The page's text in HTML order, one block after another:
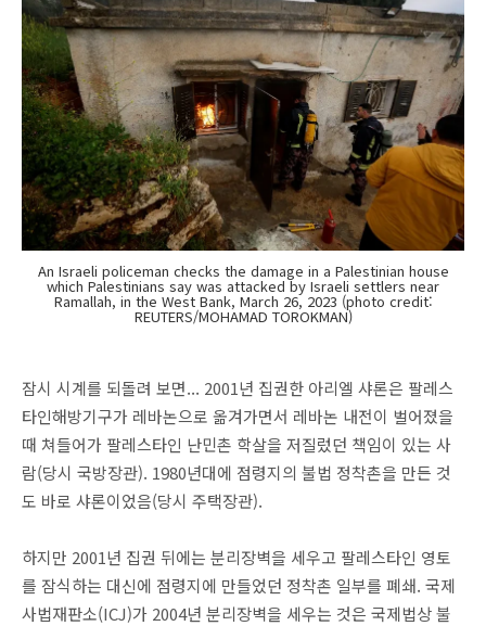
An Israeli policeman checks the damage in a Palestinian house
which Palestinians say was attacked by Israeli settlers near
Ramallah, in the West Bank, March 26, 2023 (photo credit:
REUTERS/MOHAMAD TOROKMAN)
잠시 시계를 되돌려 보면... 2001년 집권한 아리엘 샤론은 팔레스
타인해방기구가 레바논으로 옮겨가면서 레바논 내전이 벌어졌을
때 쳐들어가 팔레스타인 난민촌 학살을 저질렀던 책임이 있는 사
람(당시 국방장관). 1980년대에 점령지의 불법 정착촌을 만든 것
도 바로 샤론이었음(당시 주택장관).
하지만 2001년 집권 뒤에는 분리장벽을 세우고 팔레스타인 영토
를 잠식하는 대신에 점령지에 만들었던 정착촌 일부를 폐쇄. 국제
사법재판소(ICJ)가 2004년 분리장벽을 세우는 것은 국제법상 불